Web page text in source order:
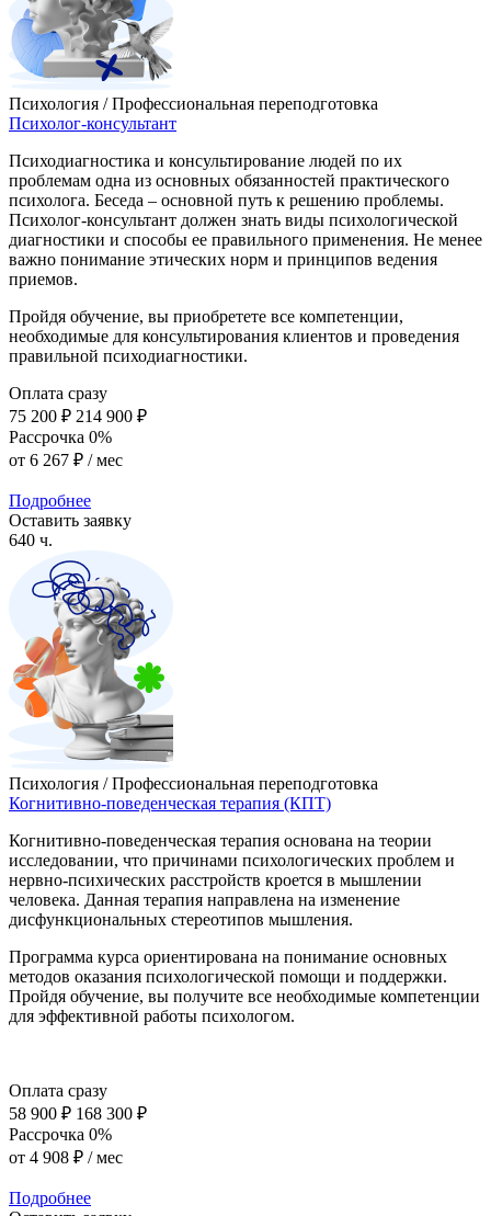
Психология / Профессиональная переподготовка
Психолог-консультант
Психодиагностика и консультирование людей по их
проблемам одна из основных обязанностей практического
психолога. Беседа – основной путь к решению проблемы.
Психолог-консультант должен знать виды психологической
диагностики и способы ее правильного применения. Не менее
важно понимание этических норм и принципов ведения
приемов.
Пройдя обучение, вы приобретете все компетенции,
необходимые для консультирования клиентов и проведения
правильной психодиагностики.
Оплата сразу
75 200 ₽ 214 900 ₽
Рассрочка 0%
от 6 267 ₽ / мес
Подробнее
Оставить заявку
640 ч.
Психология / Профессиональная переподготовка
Когнитивно-поведенческая терапия (КПТ)
Когнитивно-поведенческая терапия основана на теории
исследовании, что причинами психологических проблем и
нервно-психических расстройств кроется в мышлении
человека. Данная терапия направлена на изменение
дисфункциональных стереотипов мышления.
Программа курса ориентирована на понимание основных
методов оказания психологической помощи и поддержки.
Пройдя обучение, вы получите все необходимые компетенции
для эффективной работы психологом.
Оплата сразу
58 900 ₽ 168 300 ₽
Рассрочка 0%
от 4 908 ₽ / мес
Подробнее